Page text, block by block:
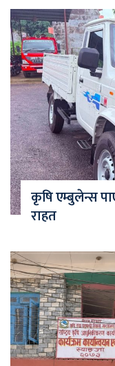
कृषि एम्बुलेन्स
राहत